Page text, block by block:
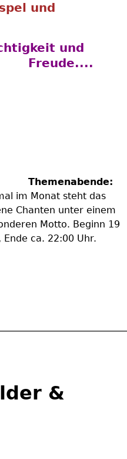
und
und
Freude....
Themenabende:
im Monat steht das
Chanten unter einem
Motto. Beginn 19
Ende ca. 22:00 Uhr.
&